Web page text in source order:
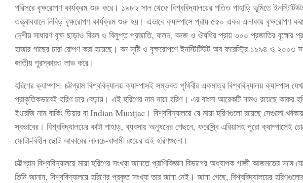
পরিসরে বৃক্ষরোপণ কার্যক্রম শুরু করে। ১৯৮২ সাল থেকে বিশ্ববিদ্যালয়ের পতিত পাহাড়ি ভূমিতে
তত্ত্বাবধানে নিবিড় বৃক্ষরোপণ কার্যক্রম শুরু হয়। এভাবে ক্যাম্পাসে প্রায় ৫৫০ একর এলাকায় বৃক্ষরোপণ
দেশীয় সাধারণ বৃক্ষ ছাড়াও বিরল ও বিলুপ্ত প্রজাতি, ফলদ, বনজ ও ঔষধির প্রায় ৩০০ প্রজাতির বৃক্ষের
হাজার গাছের চারা রোপণ করা হয়েছে। বন সৃষ্টি ও বৃক্ষরোপণে ইনস্টিটিউট অব ফরেস্ট্রি ১৯৯৪ ও ২০০৩
জাতীয় পুরস্কারও লাভ করে।
হরিণের ক্যাম্পাস: চট্টগ্রাম বিশ্ববিদ্যালয় ক্যাম্পাসই সম্ভবত পৃথিবীর একমাত্র বিশ্ববিদ্যালয় ক্যাম্পাস
প্রাকৃতিকভাবেই হরিণ চরে বেড়ায়। এই হরিণের নাম মায়া হরিণ। এর বাংলা আরেকটি নামও রয়েছে কাকর
ইংরেজি নাম বার্কিং ডিয়ার বা Indian Muntjac। বিশ্ববিদ্যালয়ে যে মায়া হরিণগুলো রয়েছে সেগুলো
স্বভাবের। বিশ্ববিদ্যালয়ের কাটা পাহাড়, ব্যবসায় অনুষদের পেছনে, ফরেস্র্বি এরিয়াসহ পুরো ক্যাম্পাসেই
ফোটা-বিহীন ছোট আকারের লালচে-বাদামী রংয়ের এই হরিণগুলো।
চট্টগ্রাম বিশ্ববিদ্যালয়ে মায়া হরিণের সংখ্যা জানতে প্রাণিবিজ্ঞান বিভাগের অধ্যাপক গাজী আজমতের সঙ্গে
তিনি জানান, বিশ্ববিদ্যালয়ে হরিণের প্রকৃত সংখ্যা তার জানা নেই। জানা গেছে, বিশ্ববিদ্যালয়ের